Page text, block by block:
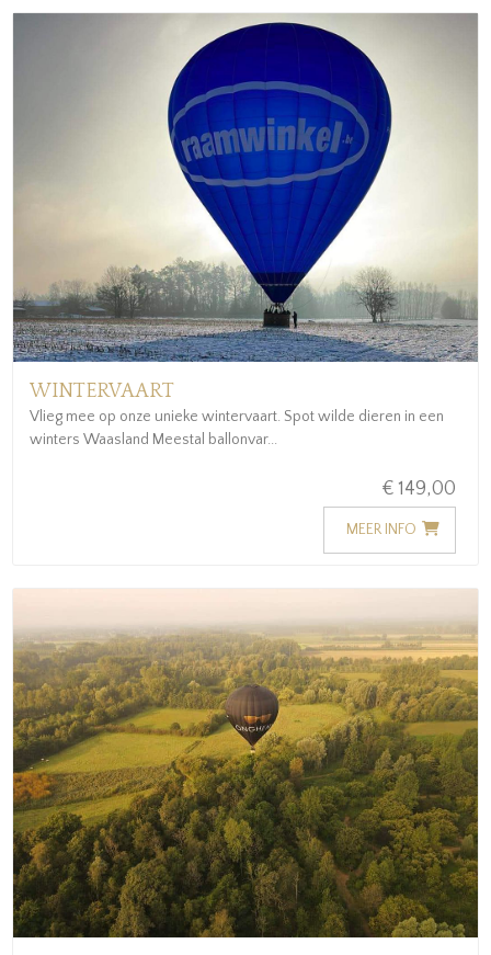
WINTERVAART
Vlieg mee op onze unieke wintervaart. Spot wilde dieren in een
winters Waasland Meestal ballonvar...
€ 149,00
MEER INFO